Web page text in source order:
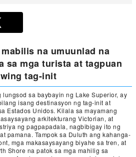
na umuunlad na
sa mga turista at tagpuan
tag-init
sa baybayin ng Lake Superior, ay
isang destinasyon ng tag-init at
Estados Unidos. Kilala sa mayamang
arkitekturang Victorian, at
ng pagpapadala, nagbibigay ito ng
pamana. Tampok sa Duluth ang kahanga-
mga makasaysayang biyahe sa tren, at
Shore na patok sa mga mahilig sa